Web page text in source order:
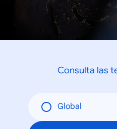
Consulta las
Global